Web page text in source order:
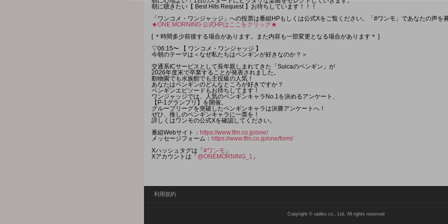
朝に聴きたい【 Best Hits Request 】お待ちしています！！！
「ワンコメ・ワンジャッジ」への投票は番組HPもしくは公式Xをご覧ください。「#ワンモ」であなたの声を
★ONE MORNING 公式HPはここをクリック★
[ ＊時間多少前後する場合があります。また内容も一部変更となる場合があります＊ ]
▽06:15〜 【 ワンコメ・ワンジャッジ 】
今朝のテーマは＜なぜ私たちはペンギンが好きなのか？＞
交通系ICサービスとして長年親しまれてきた「Suicaのペンギン」が
2026年度末で卒業することが発表されました。
動物園でも水族館でも主役級の人気！
あなたはペンギンのどんなところが好きですか？
ペンギンエピソードもお待ちしてます！
ワンジャッジでは、人気のペンギンキャラNo.1を決めるアンケート、
【P-1グランプリ】を開催。
グループリーグを突破したペンギンキャラは決勝アンケートへ！
ぜひ、推しのペンギンキャラに一票を！
詳しくはワンモの公式Xを確認してください。
番組Webサイト： https://www.tfm.co.jp/one/
メッセージフォーム： https://www.tfm.co.jp/one/form/
Xハッシュタグは「 #ワンモ 」
Xアカウントは「 @ONEMORNING_1 」
利用規約
Copyright © radiko co., Ltd. All rights reserved